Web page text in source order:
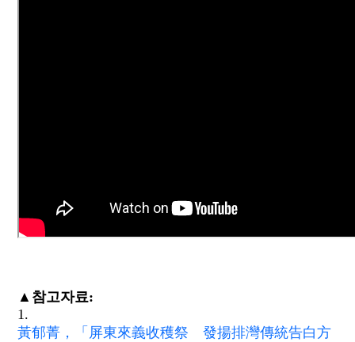
▲참고자료:
1.
黃郁菁，「屏東來義收穫祭 發揚排灣傳統告白方